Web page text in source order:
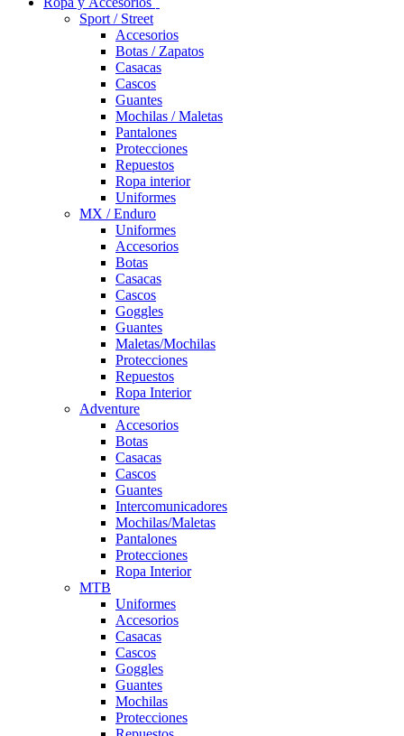
Sport / Street
Accesorios
Botas / Zapatos
Casacas
Cascos
Guantes
Mochilas / Maletas
Pantalones
Protecciones
Repuestos
Ropa interior
Uniformes
MX / Enduro
Uniformes
Accesorios
Botas
Casacas
Cascos
Goggles
Guantes
Maletas/Mochilas
Protecciones
Repuestos
Ropa Interior
Adventure
Accesorios
Botas
Casacas
Cascos
Guantes
Intercomunicadores
Mochilas/Maletas
Pantalones
Protecciones
Ropa Interior
MTB
Uniformes
Accesorios
Casacas
Cascos
Goggles
Guantes
Mochilas
Protecciones